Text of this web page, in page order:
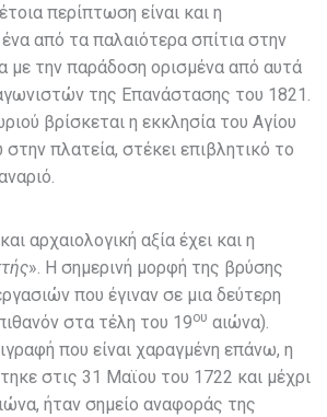
περίπτωση είναι και η
ένα από τα παλαιότερα σπίτια στην
με την παράδοση ορισμένα από αυτά
της Επανάστασης του 1821.
βρίσκεται η εκκλησία του Αγίου
πλατεία, στέκει επιβλητικό το
αρχαιολογική αξία έχει και η
». Η σημερινή μορφή της βρύσης
που έγιναν σε μια δεύτερη
στα τέλη του 19ου αιώνα).
που είναι χαραγμένη επάνω, η
στις 31 Μαϊου του 1722 και μέχρι
ήταν σημείο αναφοράς της